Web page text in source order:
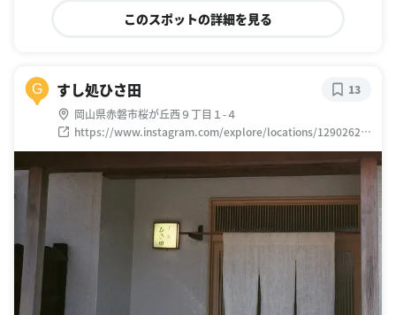
このスポットの詳細を見る
G すし処ひさ田
岡山県赤磐市桜が丘西９丁目１-４
https://www.instagram.com/explore/locations/12902621
9
13